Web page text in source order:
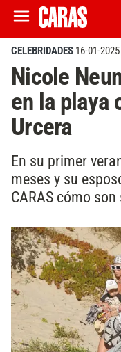
CELEBRIDADES 16-01-
Nicole
en la playa
Urcera
En su primer
meses y su
CARAS cómo